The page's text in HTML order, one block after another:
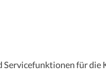
für die